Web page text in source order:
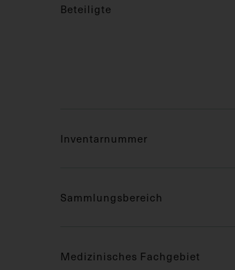
Beteiligte
Inventarnummer
Sammlungsbereich
Medizinisches Fachgebiet